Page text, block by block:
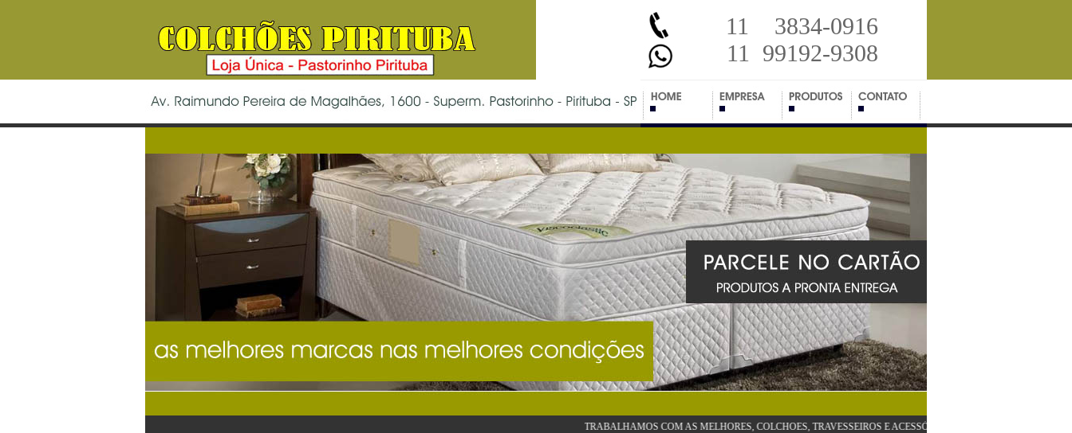
11 3834-0916
11 99192-9308
TRABALHAMOS COM AS MELHORES, COLCHOES, TRAVESSEIROS E ACESSÓRIOS EM GERAL.O MELHOR PREÇO